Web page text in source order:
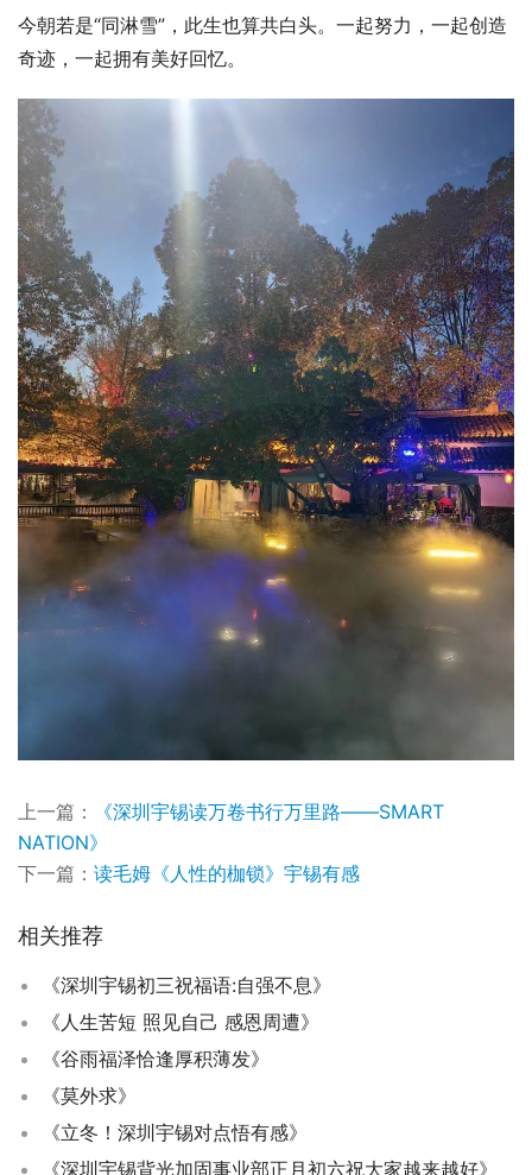
今朝若是“同淋雪”，此生也算共白头。一起努力，一起创造
奇迹，一起拥有美好回忆。
上一篇：
《深圳宇锡读万卷书行万里路——SMART
NATION》
下一篇： 读毛姆《人性的枷锁》宇锡有感
相关推荐
《深圳宇锡初三祝福语:自强不息》
《人生苦短 照见自己 感恩周遭》
《谷雨福泽恰逢厚积薄发》
《莫外求》
《立冬！深圳宇锡对点悟有感》
《深圳宇锡背光加固事业部正月初六祝大家越来越好》